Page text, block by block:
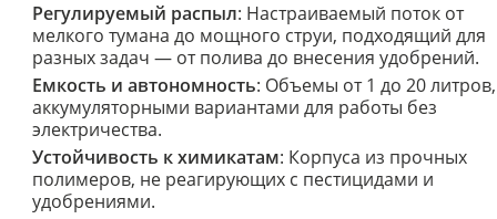
Регулируемый распыл: Настраиваемый поток от
мелкого тумана до мощного струи, подходящий для
разных задач — от полива до внесения удобрений.
Емкость и автономность: Объемы от 1 до 20
аккумуляторными вариантами для работы без
электричества.
Устойчивость к химикатам: Корпуса из прочных
полимеров, не реагирующих с пестицидами и
удобрениями.